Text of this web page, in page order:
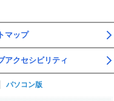
マップ
アクセシビリティ
パソコン版